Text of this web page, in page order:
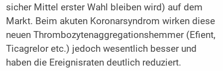
sicher Mittel erster Wahl bleiben wird) auf dem
Markt. Beim akuten Koronarsyndrom wirken diese
neuen Thrombozytenaggregationshemmer (Efient,
Ticagrelor etc.) jedoch wesentlich besser und
haben die Ereignisraten deutlich reduziert.